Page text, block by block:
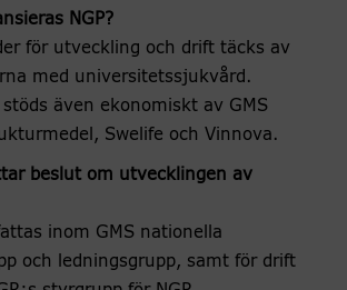
NGP?
för utveckling och drift täcks av
med universitetssjukvård.
även ekonomiskt av GMS
Swelife och Vinnova.
beslut om utvecklingen av
inom GMS nationella
och ledningsgrupp, samt för drift